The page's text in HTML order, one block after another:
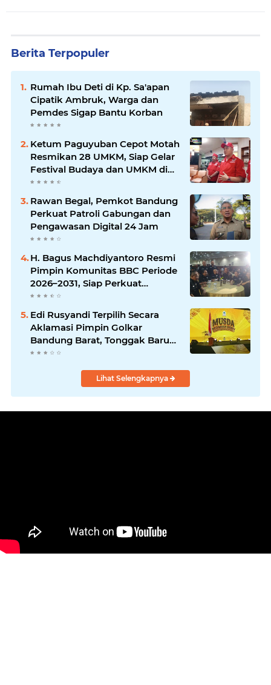
Berita Terpopuler
Rumah Ibu Deti di Kp. Sa'apan
Cipatik Ambruk, Warga dan
Pemdes Sigap Bantu Korban
Ketum Paguyuban Cepot Motah
Resmikan 28 UMKM, Siap Gelar
Festival Budaya dan UMKM di
Jalan Braga
Rawan Begal, Pemkot Bandung
Perkuat Patroli Gabungan dan
Pengawasan Digital 24 Jam
H. Bagus Machdiyantoro Resmi
Pimpin Komunitas BBC Periode
2026–2031, Siap Perkuat
Solidaritas dan Hadirkan
Program Nyata untuk
Masyarakat
Edi Rusyandi Terpilih Secara
Aklamasi Pimpin Golkar
Bandung Barat, Tonggak Baru
Kepemimpinan Harmonis
Lihat Selengkapnya